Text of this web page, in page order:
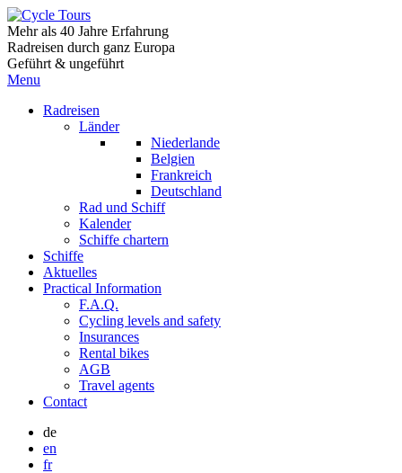
Mehr als 40 Jahre Erfahrung
Radreisen durch ganz Europa
Geführt & ungeführt
Menu
Radreisen
Länder
Niederlande
Belgien
Frankreich
Deutschland
Rad und Schiff
Kalender
Schiffe chartern
Schiffe
Aktuelles
Practical Information
F.A.Q.
Cycling levels and safety
Insurances
Rental bikes
AGB
Travel agents
Contact
de
en
fr